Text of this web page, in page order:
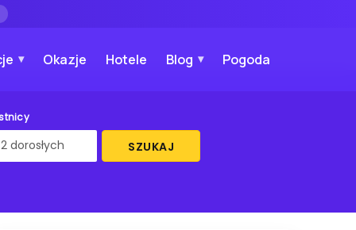
Okazje Hotele Blog Pogoda
SZUKAJ